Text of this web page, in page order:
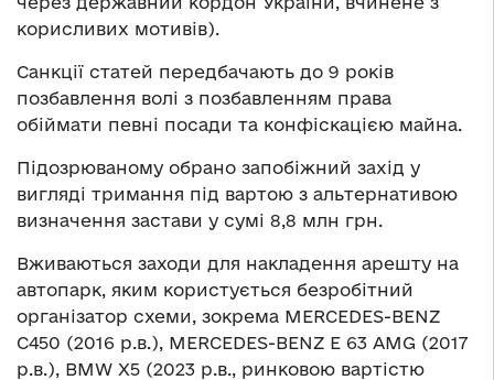
корисливих мотивів).
Санкції статей передбачають до 9 років
позбавлення волі з позбавленням права
обіймати певні посади та конфіскацією майна.
Підозрюваному обрано запобіжний захід у
вигляді тримання під вартою з альтернативою
визначення застави у сумі 8,8 млн грн.
Вживаються заходи для накладення арешту на
автопарк, яким користується безробітний
організатор схеми, зокрема MERCEDES-BENZ
C450 (2016 р.в.), MERCEDES-BENZ E 63 AMG (2017
р.в.), BMW X5 (2023 р.в., ринковою вартістю